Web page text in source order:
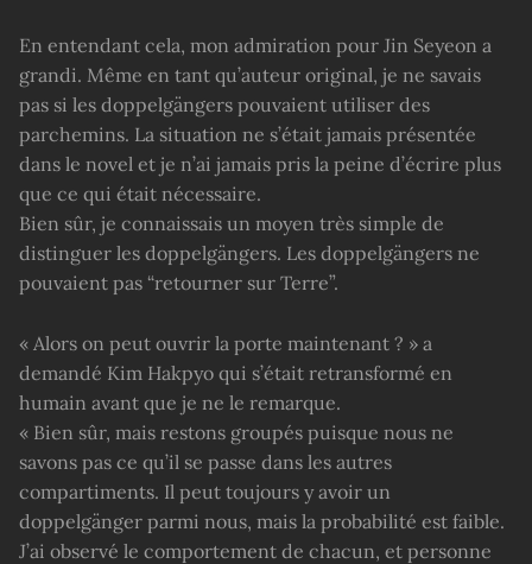
En entendant cela, mon admiration pour Jin Seyeon a
grandi. Même en tant qu’auteur original, je ne savais
pas si les doppelgängers pouvaient utiliser des
parchemins. La situation ne s’était jamais présentée
dans le novel et je n’ai jamais pris la peine d’écrire plus
que ce qui était nécessaire.
Bien sûr, je connaissais un moyen très simple de
distinguer les doppelgängers. Les doppelgängers ne
pouvaient pas “retourner sur Terre”.
« Alors on peut ouvrir la porte maintenant ? » a
demandé Kim Hakpyo qui s’était retransformé en
humain avant que je ne le remarque.
« Bien sûr, mais restons groupés puisque nous ne
savons pas ce qu’il se passe dans les autres
compartiments. Il peut toujours y avoir un
doppelgänger parmi nous, mais la probabilité est faible.
J’ai observé le comportement de chacun, et personne